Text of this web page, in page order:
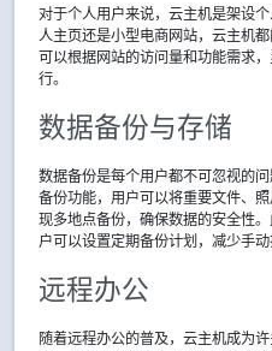
对于个人用户来说，云主机是架设
人主页还是小型电商网站，云主机
可以根据网站的访问量和功能需求
行。
数据备份与存储
数据备份是每个用户都不可忽视的
备份功能，用户可以将重要文件、
现多地点备份，确保数据的安全性
户可以设置定期备份计划，减少手动
远程办公
随着远程办公的普及，云主机成为